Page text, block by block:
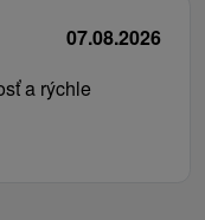
07.08.2026
a rýchle